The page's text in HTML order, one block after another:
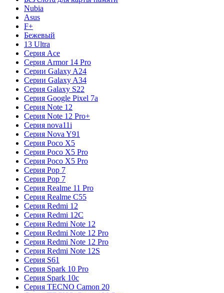
Nubia
Asus
F+
Бежевый
13 Ultra
Серия Ace
Серия Armor 14 Pro
Серии Galaxy A24
Серии Galaxy A34
Серия Galaxy S22
Серия Google Pixel 7a
Серия Note 12
Серия Note 12 Pro+
Серия nova11i
Серия Nova Y91
Серия Poco X5
Серия Poco X5 Pro
Серия Poco X5 Pro
Серия Pop 7
Серия Pop 7
Серия Realme 11 Pro
Серия Realme C55
Серия Redmi 12
Серия Redmi 12C
Серия Redmi Note 12
Серия Redmi Note 12 Pro
Серия Redmi Note 12 Pro
Серия Redmi Note 12S
Серия S61
Серия Spark 10 Pro
Серия Spark 10c
Серия TECNO Camon 20